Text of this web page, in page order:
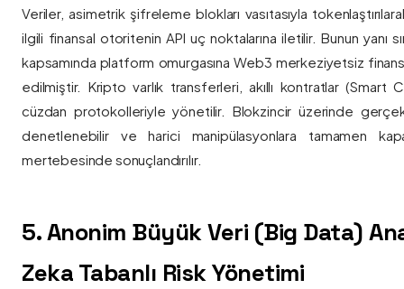
Veriler, asimetrik şifreleme blokları vasıtasıyla
ilgili finansal otoritenin API uç noktalarına iletilir. Bunun yanı
kapsamında platform omurgasına Web3 merkeziyetsiz
edilmiştir. Kripto varlık transferleri, akıllı kontratlar (Smart
cüzdan protokolleriyle yönetilir. Blokzincir üzerinde
denetlenebilir ve harici manipülasyonlara tamamen
mertebesinde sonuçlandırılır.
5. Anonim Büyük Veri (Big Data)
Zeka Tabanlı Risk Yönetimi